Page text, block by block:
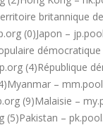
britannique
(0)Japon –
(4)République
–
(9)Malaisie –
–